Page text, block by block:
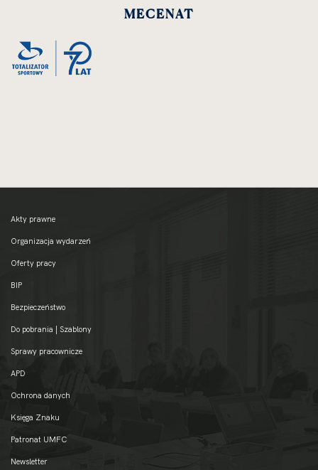
MECENAT
Akty prawne
Organizacja wydarzeń
Oferty pracy
BIP
Bezpieczeństwo
Do pobrania | Szablony
Sprawy pracownicze
APD
Ochrona danych
Księga Znaku
Patronat UMFC
Newsletter